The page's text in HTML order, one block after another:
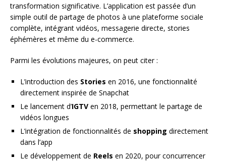
transformation significative. L’application est passée d’un
simple outil de partage de photos à une plateforme sociale
complète, intégrant vidéos, messagerie directe, stories
éphémères et même du e-commerce.
Parmi les évolutions majeures, on peut citer :
L’introduction des Stories en 2016, une fonctionnalité
directement inspirée de Snapchat
Le lancement d’IGTV en 2018, permettant le partage de
vidéos longues
L’intégration de fonctionnalités de shopping directement
dans l’app
Le développement de Reels en 2020, pour concurrencer